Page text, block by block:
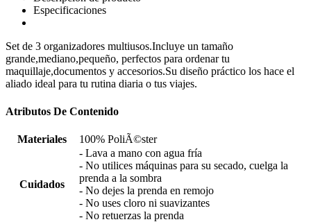
Especificaciones
Set de 3 organizadores multiusos.Incluye un tamaño
grande,mediano,pequeño, perfectos para ordenar tu
maquillaje,documentos y accesorios.Su diseño práctico los hace el
aliado ideal para tu rutina diaria o tus viajes.
Atributos De Contenido
Materiales 100% PoliÃ©ster
Cuidados
- Lava a mano con agua fría
- No utilices máquinas para su secado, cuelga la
prenda a la sombra
- No dejes la prenda en remojo
- No uses cloro ni suavizantes
- No retuerzas la prenda